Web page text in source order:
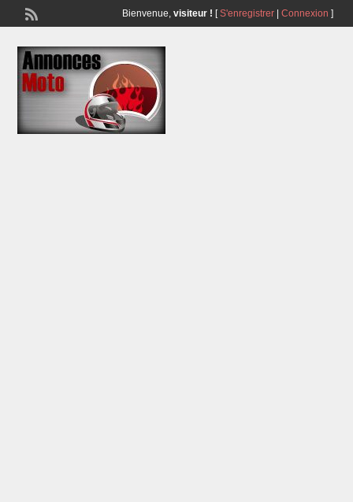
Bienvenue, visiteur ! [S'enregistrer| Connexion ]